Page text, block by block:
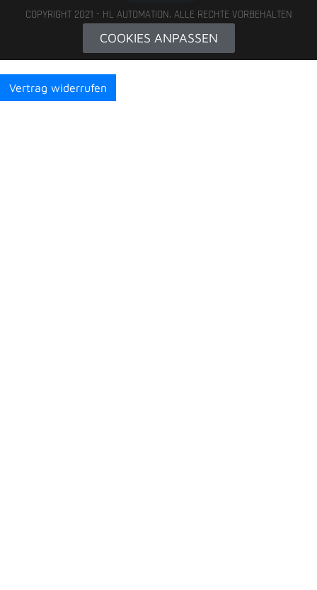
COPYRIGHT 2021 - HL AUTOMATION. ALLE RECHTE VORBEHALTEN
COOKIES ANPASSEN
Vertrag widerrufen